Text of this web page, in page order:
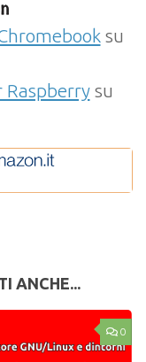
su
su
ANCHE...
0